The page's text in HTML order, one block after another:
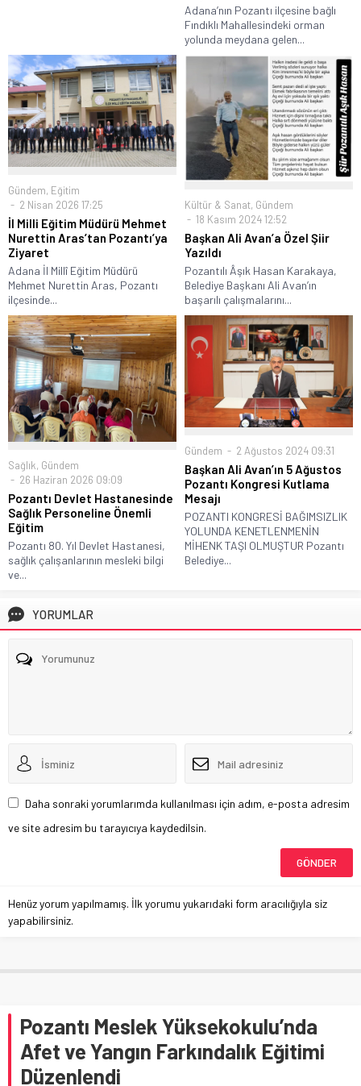
Adana’nın Pozantı ilçesine bağlı
Fındıklı Mahallesindeki orman
yolunda meydana gelen...
Gündem, Eğitim
2 Nisan 2026 17:25
İl Milli Eğitim Müdürü Mehmet
Nurettin Aras’tan Pozantı’ya
Ziyaret
Adana İl Millî Eğitim Müdürü
Mehmet Nurettin Aras, Pozantı
ilçesinde...
Kültür & Sanat, Gündem
18 Kasım 2024 12:52
Başkan Ali Avan’a Özel Şiir
Yazıldı
Pozantılı Âşık Hasan Karakaya,
Belediye Başkanı Ali Avan’ın
başarılı çalışmalarını...
Sağlık, Gündem
26 Haziran 2026 09:09
Pozantı Devlet Hastanesinde
Sağlık Personeline Önemli
Eğitim
Pozantı 80. Yıl Devlet Hastanesi,
sağlık çalışanlarının mesleki bilgi
ve...
Gündem 2 Ağustos 2024 09:31
Başkan Ali Avan’ın 5 Ağustos
Pozantı Kongresi Kutlama
Mesajı
POZANTI KONGRESİ BAĞIMSIZLIK
YOLUNDA KENETLENMENİN
MİHENK TAŞI OLMUŞTUR Pozantı
Belediye...
YORUMLAR
Daha sonraki yorumlarımda kullanılması için adım, e-posta adresim
ve site adresim bu tarayıcıya kaydedilsin.
Henüz yorum yapılmamış. İlk yorumu yukarıdaki form aracılığıyla siz
yapabilirsiniz.
Pozantı Meslek Yüksekokulu’nda
Afet ve Yangın Farkındalık Eğitimi
Düzenlendi